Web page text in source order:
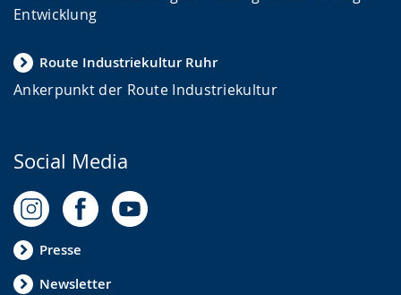
Entwicklung
Route Industriekultur Ruhr
Ankerpunkt der Route Industriekultur
Social Media
Presse
Newsletter